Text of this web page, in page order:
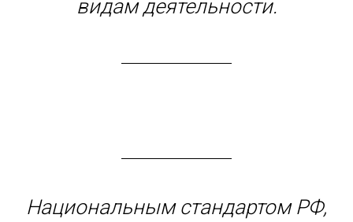
видам деятельности.
Национальным стандартом РФ,